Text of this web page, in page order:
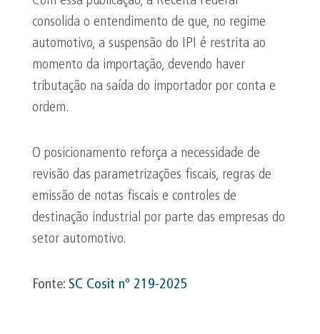
consolida o entendimento de que, no regime
automotivo, a suspensão do IPI é restrita ao
momento da importação, devendo haver
tributação na saída do importador por conta e
ordem.
O posicionamento reforça a necessidade de
revisão das parametrizações fiscais, regras de
emissão de notas fiscais e controles de
destinação industrial por parte das empresas do
setor automotivo.
Fonte: SC Cosit nº 219-2025